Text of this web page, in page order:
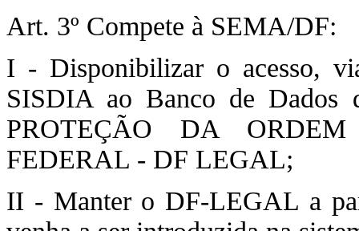
Art. 3º Compete à SEMA/DF:
I - Disponibilizar o acesso,
SISDIA ao Banco de
PROTEÇÃO DA
FEDERAL - DF LEGAL;
II - Manter o DF-LEGAL a